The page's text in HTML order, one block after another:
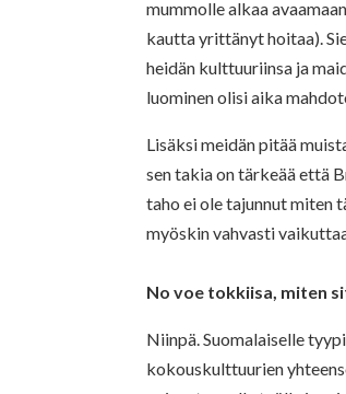
mummolle alkaa
kautta yrittänyt hoitaa).
heidän kulttuuriinsa ja
luominen olisi aika
Lisäksi meidän pitää
sen takia on tärkeää että
taho ei ole tajunnut miten
myöskin vahvasti
No voe tokkiisa, miten
Niinpä. Suomalaiselle
kokouskulttuurien